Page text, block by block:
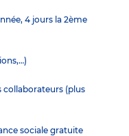
4 jours la 2ème
collaborateurs (plus
sociale gratuite